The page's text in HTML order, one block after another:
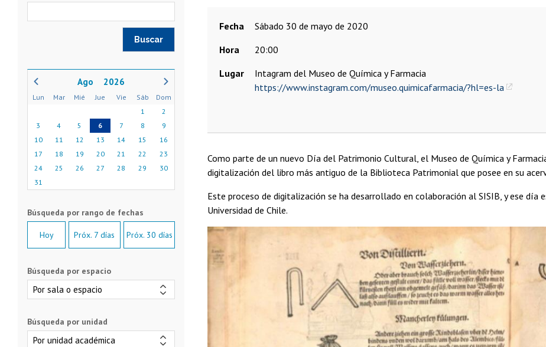
Fecha
sábado 30 de mayo de 2020
Hora
20:00
Lugar
Intagram del Museo de Química y Farmacia
https://www.instagram.com/museo.quimicafarmacia/?hl=es-la
Como parte de un nuevo Día del Patrimonio Cultural, el Museo de Química y
digitalización del libro más antiguo de la Biblioteca Patrimonial que posee en su
Este proceso de digitalización se ha desarrollado en colaboración al SISIB, y ese
Universidad de Chile.
2026
Lun Mar Mié Jue Vie Sáb
Dom
1
2
3
4 5 6 7 8
9
10
11 12 13 14 15
16
17
18 19 20 21 22
23
24
25 26 27 28 29
30
31
Hoy Próx. 7 días Próx. 30 días
Búsqueda por espacio
Búsqueda por unidad